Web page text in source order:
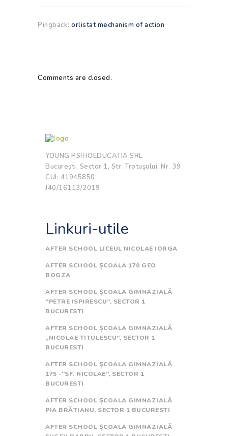
Pingback: orlistat mechanism of action
Comments are closed.
YOUNG PSIHOEDUCATIA SRL
București, Sector 1, Str. Trotușului, Nr. 39
CUI: 41945850
J40/16113/2019
Linkuri-utile
AFTER SCHOOL LICEUL NICOLAE IORGA
AFTER SCHOOL ȘCOALA 170 GEO
BOGZA
AFTER SCHOOL ȘCOALA GIMNAZIALĂ
“PETRE ISPIRESCU”, SECTOR 1
BUCURESTI
AFTER SCHOOL ȘCOALA GIMNAZIALĂ
„NICOLAE TITULESCU”, SECTOR 1
BUCURESTI
AFTER SCHOOL ŞCOALA GIMNAZIALĂ
175 -“SF. NICOLAE”, SECTOR 1
BUCURESTI
AFTER SCHOOL ȘCOALA GIMNAZIALĂ
PIA BRĂTIANU, SECTOR 1 BUCURESTI
AFTER SCHOOL ȘCOALA GIMNAZIALĂ